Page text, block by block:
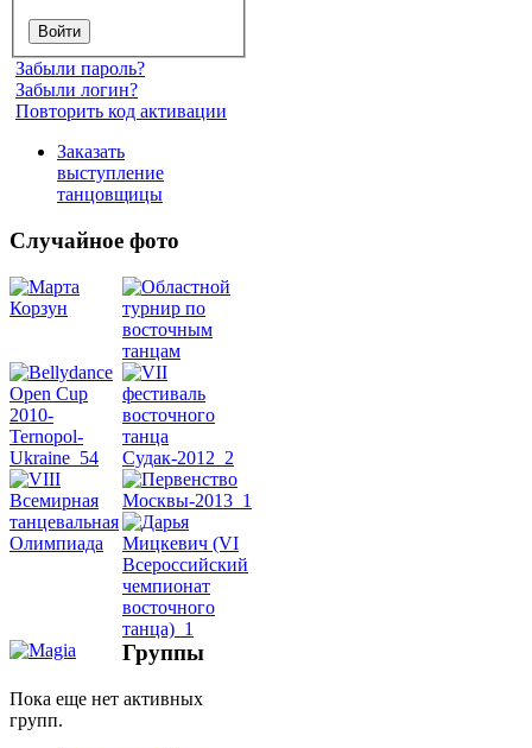
Забыли пароль?
Забыли логин?
Повторить код активации
Заказать
выступление
танцовщицы
Случайное фото
уроки
видео
Группы
Пока еще нет активных
групп.